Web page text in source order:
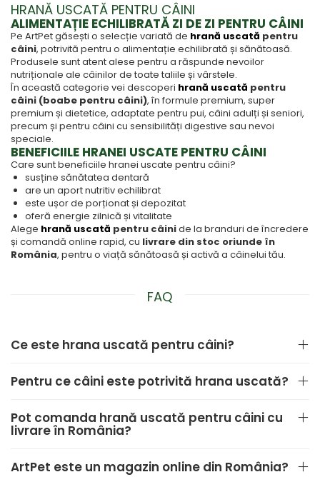
HRANĂ USCATĂ PENTRU CÂINI
ALIMENTAȚIE ECHILIBRATĂ ZI DE ZI PENTRU CÂINI
Pe ArtPet găsești o selecție variată de hrană uscată pentru
câini, potrivită pentru o alimentație echilibrată și sănătoasă.
Produsele sunt atent alese pentru a răspunde nevoilor
nutriționale ale câinilor de toate taliile și vârstele.
În această categorie vei descoperi hrană uscată pentru
câini (boabe pentru câini), în formule premium, super
premium și dietetice, adaptate pentru pui, câini adulți și seniori,
precum și pentru câini cu sensibilități digestive sau nevoi
speciale.
BENEFICIILE HRANEI USCATE PENTRU CÂINI
Care sunt beneficiile hranei uscate pentru câini?
susține sănătatea dentară
are un aport nutritiv echilibrat
este ușor de porționat și depozitat
oferă energie zilnică și vitalitate
Alege hrană uscată pentru câinide la branduri de încredere
și comandă online rapid, cu livrare din stoc oriunde în
România, pentru o viață sănătoasă și activă a câinelui tău.
FAQ
Ce este hrana uscată pentru câini?
Pentru ce câini este potrivită hrana uscată?
Pot comanda hrană uscată pentru câini cu
livrare în România?
ArtPet este un magazin online din România?